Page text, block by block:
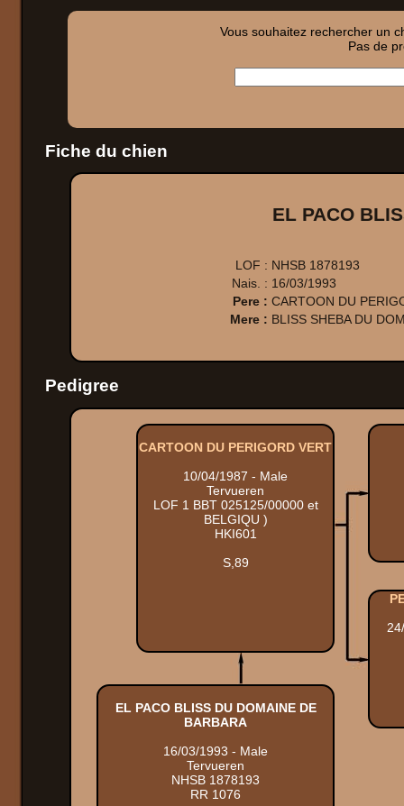
Vous souhaitez rechercher un
Pas de
Fiche du chien
EL PACO
LOF : NHSB 1878193
Nais. : 16/03/1993
Pere : CARTOON DU
Mere : BLISS SHEBA DU
Pedigree
CARTOON DU PERIGORD VERT
10/04/1987 - Male
Tervueren
LOF 1 BBT 025125/00000 et
BELGIQU )
HKI601
S,89
EL PACO BLISS DU DOMAINE DE
BARBARA
16/03/1993 - Male
Tervueren
NHSB 1878193
RR 1076